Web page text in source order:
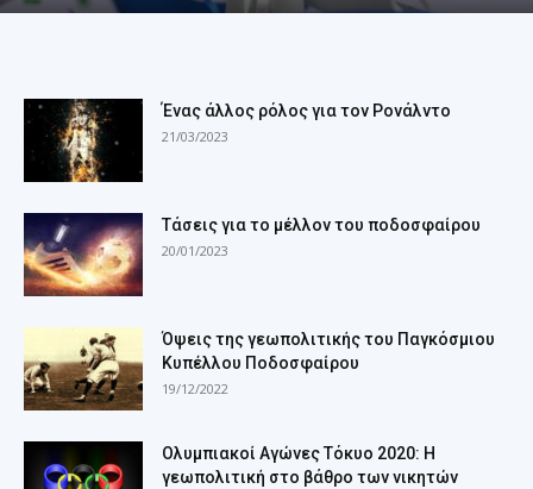
Ένας άλλος ρόλος για τον Ρονάλντο
21/03/2023
Τάσεις για το μέλλον του ποδοσφαίρου
20/01/2023
Όψεις της γεωπολιτικής του Παγκόσμιου
Κυπέλλου Ποδοσφαίρου
19/12/2022
Ολυμπιακοί Αγώνες Τόκυο 2020: Η
γεωπολιτική στο βάθρο των νικητών